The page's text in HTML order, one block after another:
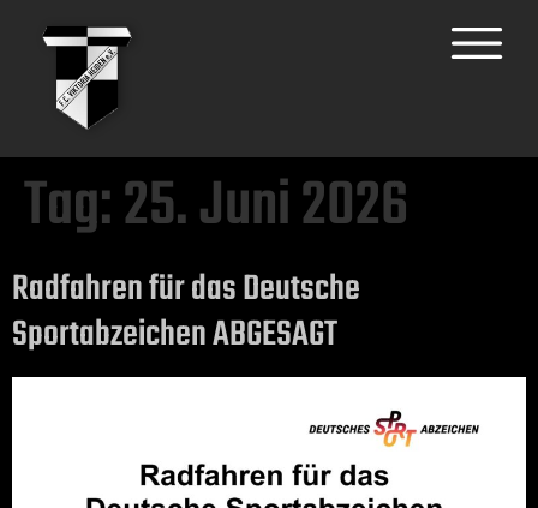
Tag:25. Juni 2026
Radfahren für das Deutsche
Sportabzeichen ABGESAGT